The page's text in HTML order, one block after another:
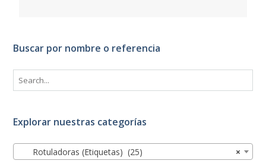
Buscar por nombre o referencia
Explorar nuestras categorías
×
Rotuladoras (Etiquetas) (25)